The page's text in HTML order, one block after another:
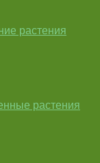
растения
растения